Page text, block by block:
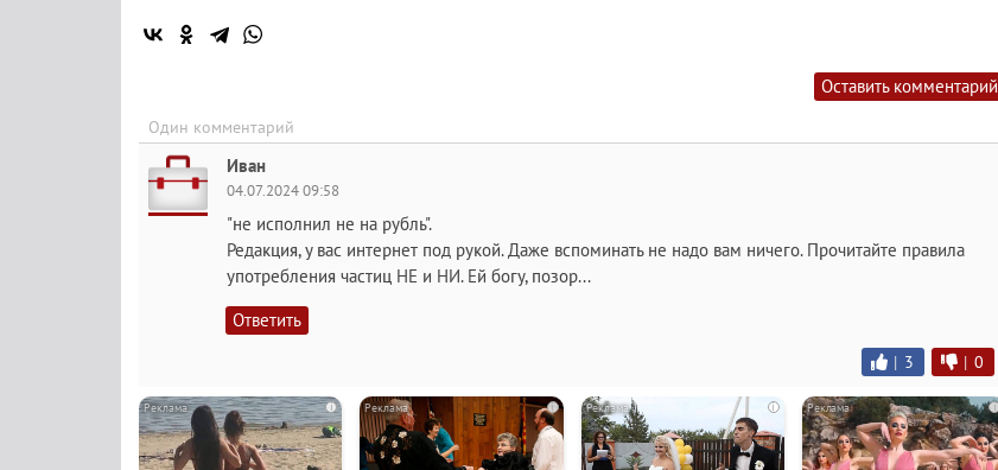
Оставить комментарий
Один комментарий
Иван
04.07.2024 09:58
"не исполнил не на рубль".
Редакция, у вас интернет под рукой. Даже вспоминать не надо вам ничего. Прочитайте правила
употребления частиц НЕ и НИ. Ей богу, позор...
Ответить
| 3 | 0
i i i i